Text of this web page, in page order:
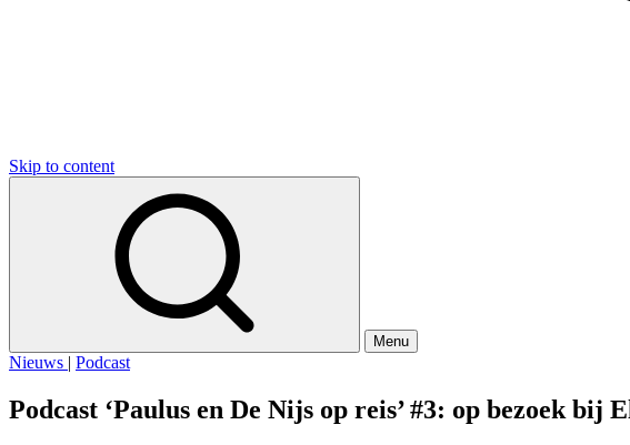
Skip to content
Menu
Nieuws | Podcast
Podcast ‘Paulus en De Nijs op reis’ #3: op bezoek bij